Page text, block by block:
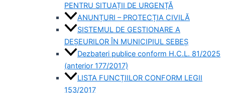
PENTRU SITUAȚII DE URGENȚĂ
ANUNȚURI – PROTECȚIA CIVILĂ
SISTEMUL DE GESTIONARE A
DEȘEURILOR ÎN MUNICIPIUL SEBEȘ
Dezbateri publice conform H.C.L. 81/2025
(anterior 177/2017)
LISTA FUNCȚIILOR CONFORM LEGII
153/2017